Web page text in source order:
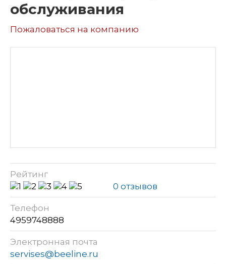
обслуживания
Пожаловаться на компанию
Рейтинг
0 отзывов
Телефон
4959748888
Электронная почта
servises@beeline.ru